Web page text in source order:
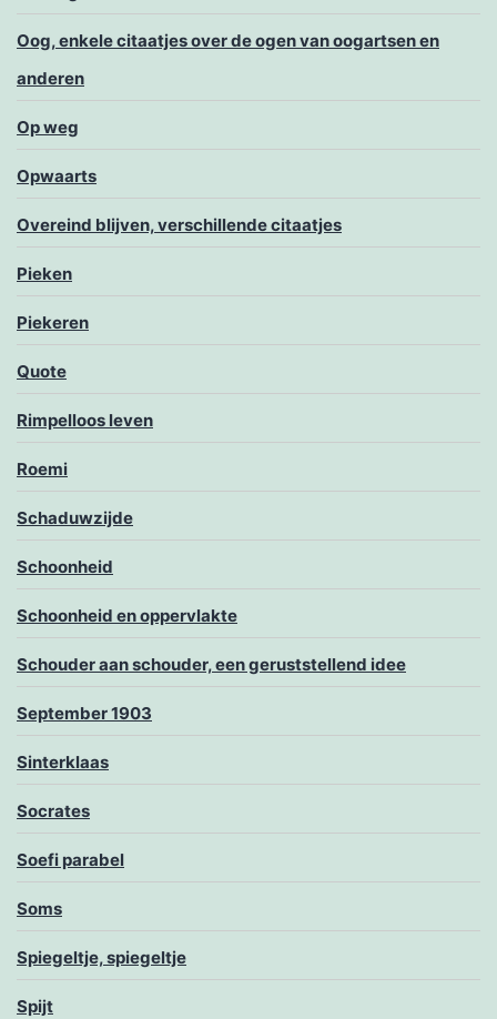
Oog, enkele citaatjes over de ogen van oogartsen en
anderen
Op weg
Opwaarts
Overeind blijven, verschillende citaatjes
Pieken
Piekeren
Quote
Rimpelloos leven
Roemi
Schaduwzijde
Schoonheid
Schoonheid en oppervlakte
Schouder aan schouder, een geruststellend idee
September 1903
Sinterklaas
Socrates
Soefi parabel
Soms
Spiegeltje, spiegeltje
Spijt